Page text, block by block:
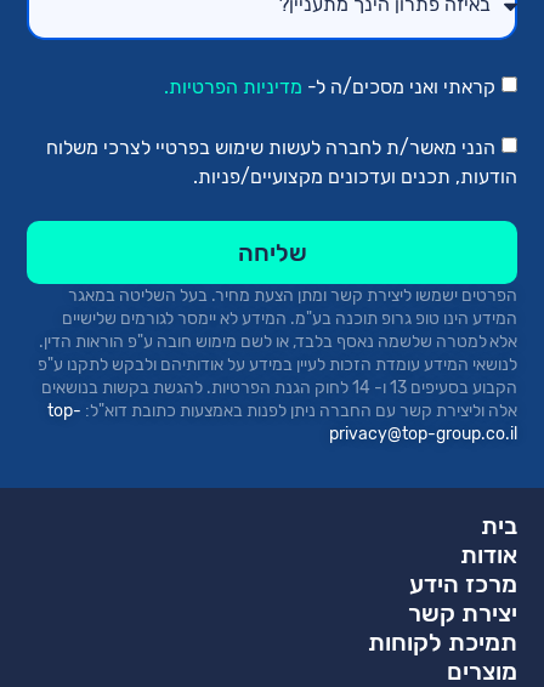
קראתי ואני מסכים/ה ל- מדיניות הפרטיות.
הנני מאשר/ת לחברה לעשות שימוש בפרטיי לצרכי משלוח
הודעות, תכנים ועדכונים מקצועיים/פניות.
שליחה
הפרטים ישמשו ליצירת קשר ומתן הצעת מחיר. בעל השליטה במאגר
המידע הינו טופגרופ תוכנה בע"מ. המידע לא יימסר לגורמים שלישיים
אלא למטרה שלשמה נאסף בלבד, או לשם מימוש חובה ע"פ הוראות הדין.
לנושאי המידע עומדת הזכות לעיין במידע על אודותיהם ולבקש לתקנו ע"פ
הקבוע בסעיפים 13 ו- 14 לחוק הגנת הפרטיות. להגשת בקשות בנושאים
אלה וליצירת קשר עם החברה ניתן לפנות באמצעות כתובת דוא"ל: top-
privacy@top-group.co.il
בית
אודות
מרכז הידע
יצירת קשר
תמיכת לקוחות
מוצרים